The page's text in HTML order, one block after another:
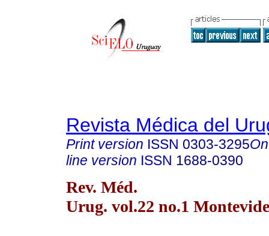
Revista Médica del
Print version ISSN 0303-3295
line version ISSN 1688-0390
Rev. Méd.
Urug. vol.22 no.1